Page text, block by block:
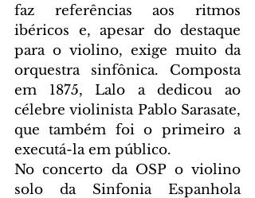
faz referências aos ritmos
ibéricos e, apesar do destaque
para o violino, exige muito da
orquestra sinfônica. Composta
em 1875, Lalo a dedicou ao
célebre violinista Pablo Sarasate,
que também foi o primeiro a
executá-la em público.
No concerto da OSP o violino
solo da Sinfonia Espanhola